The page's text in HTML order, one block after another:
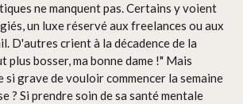
ne manquent pas. Certains y voient
un luxe réservé aux freelances ou aux
D'autres crient à la décadence de la
plus bosser, ma bonne dame !" Mais
si grave de vouloir commencer la semaine
? Si prendre soin de sa santé mentale